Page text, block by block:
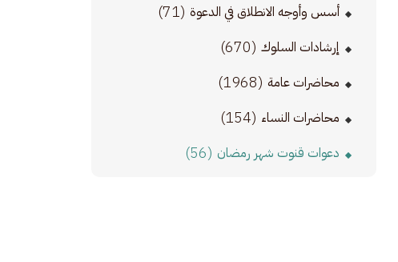
أسس وأوجه الانطلاق في الدعوة (71)
إرشادات السلوك (670)
محاضرات عامة (1968)
محاضرات النساء (154)
دعوات قنوت شهر رمضان (56)